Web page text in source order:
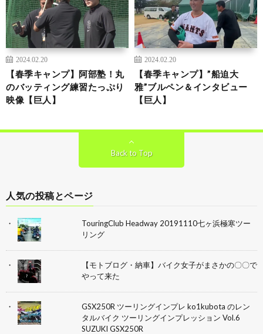
2024.02.20
【春季キャンプ】阿部塾！丸
のバッティング練習たっぷり
映像【巨人】
2024.02.20
【春季キャンプ】”船迫大
雅”ブルペン＆インタビュー
【巨人】
Back to Top
人気の投稿とページ
TouringClub Headway 20191110七ヶ浜極寒ツー
リング
【モトブログ・納車】バイク女子がまさかの〇〇で
やって来た
GSX250R ツーリングインプレ ko1kubota のレン
タルバイク ツーリングインプレッション Vol.6
SUZUKI GSX250R